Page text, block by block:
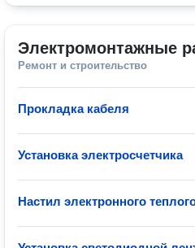
Электромонтажные
Ремонт и строительство
Прокладка кабеля
Установка электросчетчика
Настил электронного